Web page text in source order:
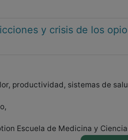
y crisis de los
productividad, sistemas de
Escuela de Medicina y